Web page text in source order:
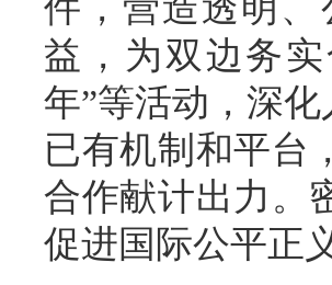
件，营造透明
益，为双边务
年”等活动，深
已有机制和平台
合作献计出力。
促进国际公平正义